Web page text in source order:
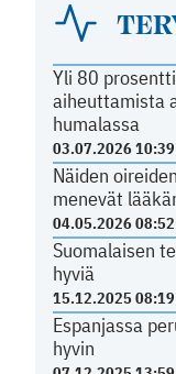
Yli 80
aiheuttamista
humalassa
03.07.2026 10:39
Näiden
menevät
04.05.2026 08:52
Suomalaisen
hyviä
15.12.2025 08:19
Espanjassa
hyvin